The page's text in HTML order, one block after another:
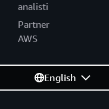
analisti
Partner
AWS
English